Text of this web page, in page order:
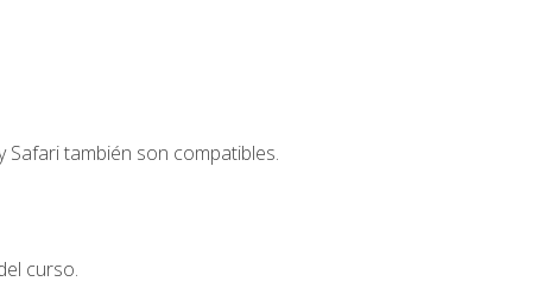
también son compatibles.
curso.